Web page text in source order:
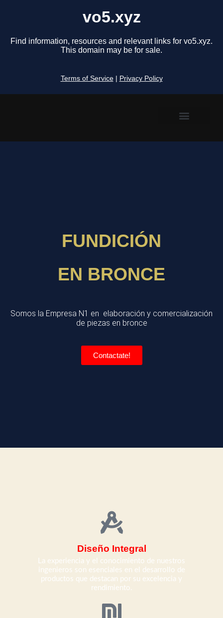
vo5.xyz
Find information, resources and relevant links for vo5.xyz.
This domain may be for sale.
Terms of Service Privacy Policy
FUNDICIÓN
EN BRONCE
Somos la Empresa N1 en elaboración y comercialización
de piezas en bronce
Contactate!
Diseño Integral
La experiencia y el conocimiento de nuestros
ingenieros son esenciales en el desarrollo de
productos que destacan por su excelencia y
rendimiento.